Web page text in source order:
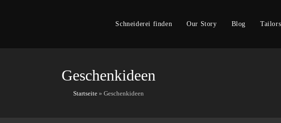
Schneiderei finden Our Story Blog
Geschenkideen
Startseite » Geschenkideen